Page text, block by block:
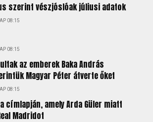
szerint vészjóslóak júliusi adatok
08:15
08:15
az emberek Baka András
Magyar Péter átverte őket
08:15
címlapján, amely Arda Güler miatt
Madridot